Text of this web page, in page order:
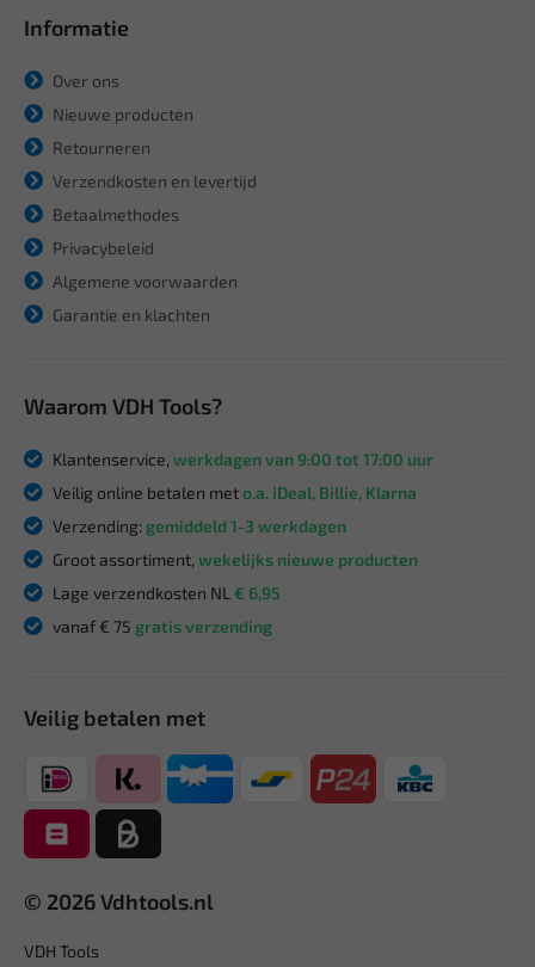
Informatie
Over ons
Nieuwe producten
Retourneren
Verzendkosten en levertijd
Betaalmethodes
Privacybeleid
Algemene voorwaarden
Garantie en klachten
Waarom VDH Tools?
Klantenservice, werkdagen van 9:00 tot 17:00 uur
Veilig online betalen meto.a. iDeal, Billie, Klarna
Verzending: gemiddeld 1-3 werkdagen
Groot assortiment, wekelijks nieuwe producten
Lage verzendkosten NL € 6,95
vanaf € 75 gratis verzending
Veilig betalen met
© 2026 Vdhtools.nl
VDH Tools